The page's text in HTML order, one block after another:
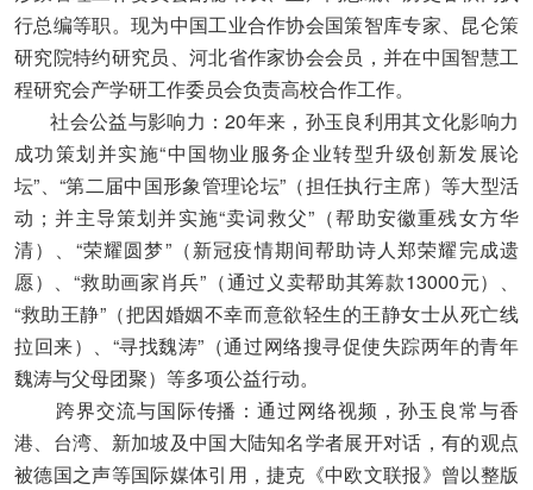
行总编等职。现为中国工业合作协会国策智库专家、昆仑策
研究院特约研究员、河北省作家协会会员，并在中国智慧工
程研究会产学研工作委员会负责高校合作工作。
社会公益与影响力：20年来，孙玉良利用其文化影响力
成功策划并实施“中国物业服务企业转型升级创新发展论
坛”、“第二届中国形象管理论坛”（担任执行主席）等大型活
动；并主导策划并实施“卖词救父”（帮助安徽重残女方华
清）、“荣耀圆梦”（新冠疫情期间帮助诗人郑荣耀完成遗
愿）、“救助画家肖兵”（通过义卖帮助其筹款13000元）、
“救助王静”（把因婚姻不幸而意欲轻生的王静女士从死亡线
拉回来）、“寻找魏涛”（通过网络搜寻促使失踪两年的青年
魏涛与父母团聚）等多项公益行动。
跨界交流与国际传播：通过网络视频，孙玉良常与香
港、台湾、新加坡及中国大陆知名学者展开对话，有的观点
被德国之声等国际媒体引用，捷克《中欧文联报》曾以整版